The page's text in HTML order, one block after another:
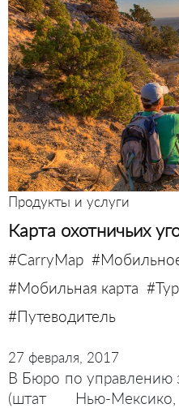
Продукты и услуги
Карта охотничьих
#CarryMap
#Мобильная карта
#Путеводитель
27 февраля, 2017
В Бюро по управлению
(штат Нью-